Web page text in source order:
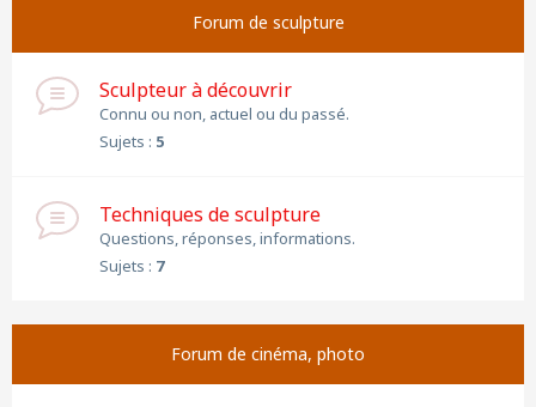
Forum de sculpture
Sculpteur à découvrir
Connu ou non, actuel ou du passé.
Sujets : 5
Techniques de sculpture
Questions, réponses, informations.
Sujets : 7
Forum de cinéma, photo